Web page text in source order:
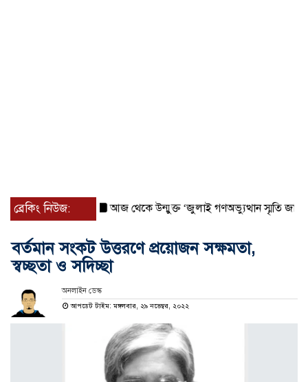
ব্রেকিং নিউজ: আজ থেকে উন্মুক্ত ‘জুলাই গণঅভ্যুত্থান স্মৃতি জাদুঘর
বর্তমান সংকট উত্তরণে প্রয়োজন সক্ষমতা,
স্বচ্ছতা ও সদিচ্ছা
অনলাইন ডেস্ক
আপডেট টাইম: মঙ্গলবার, ২৯ নভেম্বর, ২০২২